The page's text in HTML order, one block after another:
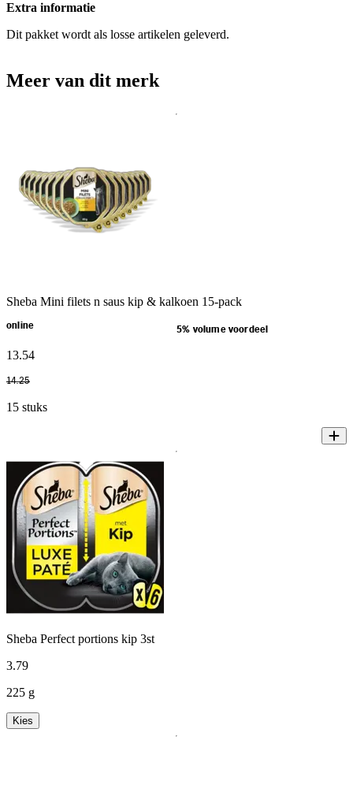
Extra informatie
Dit pakket wordt als losse artikelen geleverd.
Meer van dit merk
Sheba Mini filets n saus kip & kalkoen 15-pack
online 5% volume voordeel
13.54
14.25
15 stuks
Sheba Perfect portions kip 3st
3.79
225 g
Kies